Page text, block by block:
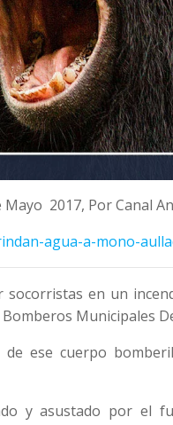
Mayo 2017, Por Canal
agua-a-mono-
en un
Municipales
de ese cuerpo
y asustado por el